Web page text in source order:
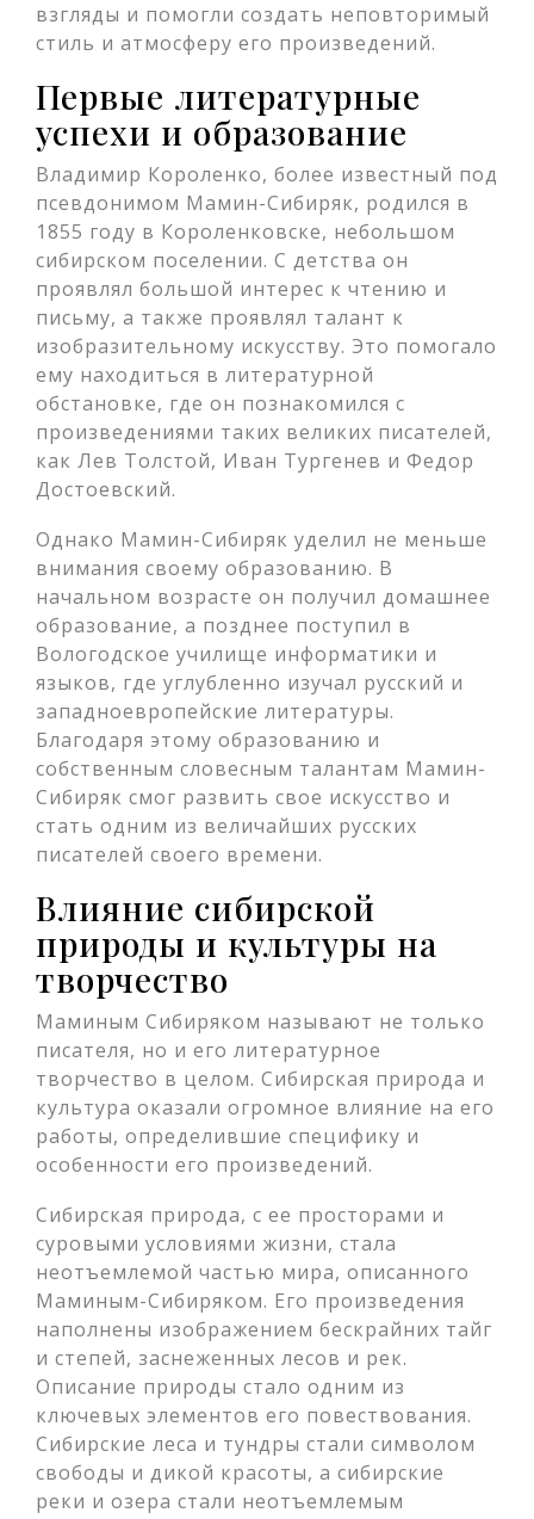
взгляды и помогли создать неповторимый
стиль и атмосферу его произведений.
Первые литературные
успехи и образование
Владимир Короленко, более известный под
псевдонимом Мамин-Сибиряк, родился в
1855 году в Короленковске, небольшом
сибирском поселении. С детства он
проявлял большой интерес к чтению и
письму, а также проявлял талант к
изобразительному искусству. Это помогало
ему находиться в литературной
обстановке, где он познакомился с
произведениями таких великих писателей,
как Лев Толстой, Иван Тургенев и Федор
Достоевский.
Однако Мамин-Сибиряк уделил не меньше
внимания своему образованию. В
начальном возрасте он получил домашнее
образование, а позднее поступил в
Вологодское училище информатики и
языков, где углубленно изучал русский и
западноевропейские литературы.
Благодаря этому образованию и
собственным словесным талантам Мамин-
Сибиряк смог развить свое искусство и
стать одним из величайших русских
писателей своего времени.
Влияние сибирской
природы и культуры на
творчество
Маминым Сибиряком называют не только
писателя, но и его литературное
творчество в целом. Сибирская природа и
культура оказали огромное влияние на его
работы, определившие специфику и
особенности его произведений.
Сибирская природа, с ее просторами и
суровыми условиями жизни, стала
неотъемлемой частью мира, описанного
Маминым-Сибиряком. Его произведения
наполнены изображением бескрайних тайг
и степей, заснеженных лесов и рек.
Описание природы стало одним из
ключевых элементов его повествования.
Сибирские леса и тундры стали символом
свободы и дикой красоты, а сибирские
реки и озера стали неотъемлемым